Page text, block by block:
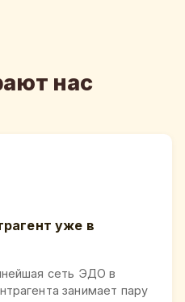
нас
уже в
сеть ЭДО в
занимает пару